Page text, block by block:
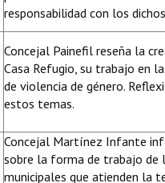
responsabilidad con los
Concejal Painefil reseña la
Casa Refugio, su trabajo en
de violencia de género.
estos temas.
Concejal Martínez Infante
sobre la forma de trabajo de
municipales que atienden la